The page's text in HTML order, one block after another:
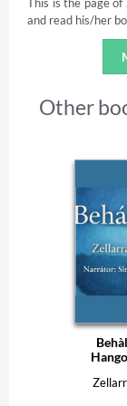
This is the page
and read his/her
Other